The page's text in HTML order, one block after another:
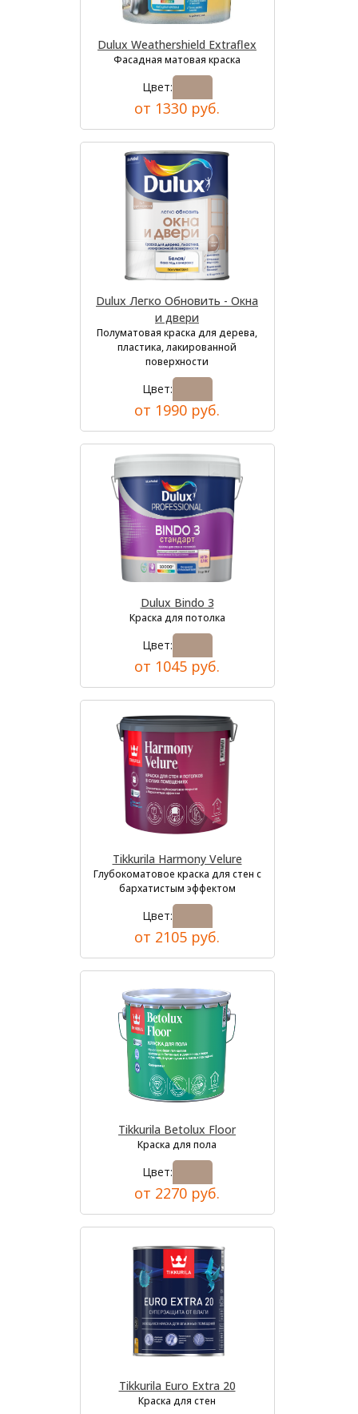
Dulux Weathershield Extraflex
Фасадная матовая краска
Цвет:
от 1330 руб.
Dulux Легко Обновить - Окна
и двери
Полуматовая краска для дерева,
пластика, лакированной
поверхности
Цвет:
от 1990 руб.
Dulux Bindo 3
Краска для потолка
Цвет:
от 1045 руб.
Tikkurila Harmony Velure
Глубокоматовое краска для стен с
бархатистым эффектом
Цвет:
от 2105 руб.
Tikkurila Betolux Floor
Краска для пола
Цвет:
от 2270 руб.
Tikkurila Euro Extra 20
Краска для стен